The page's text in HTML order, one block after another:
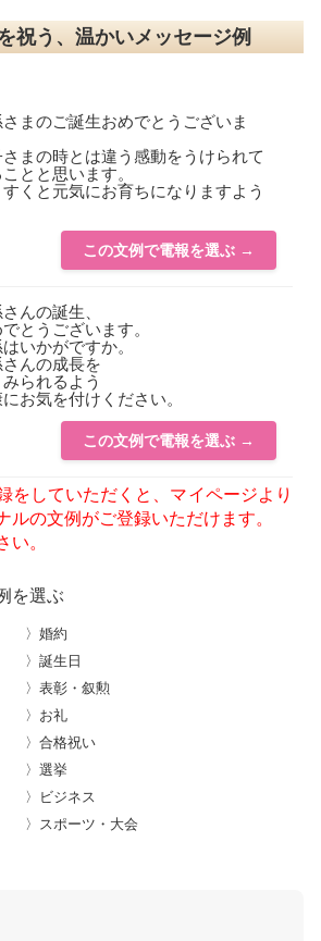
祝う、温かいメッセージ例
さまのご誕生おめでとうございま
さまの時とは違う感動をうけられて
とと思います。
くと元気にお育ちになりますよう
この文例で電報を選ぶ →
んの誕生、
とうございます。
いかがですか。
さんの成長を
られるよう
お気を付けください。
この文例で電報を選ぶ →
をしていただくと、マイページより
ルの文例がご登録いただけます。
い。
を選ぶ
〉婚約
〉誕生日
〉表彰・叙勲
〉お礼
〉合格祝い
〉選挙
〉ビジネス
〉スポーツ・大会